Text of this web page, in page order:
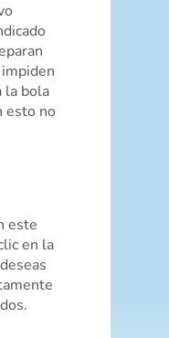
la bola
esto no
este
en la